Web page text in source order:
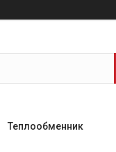
Теплообменник